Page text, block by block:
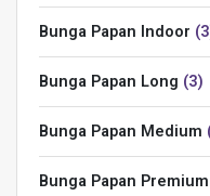
Bunga Papan Indoor 3
Bunga Papan Long 3
Bunga Papan Medium
Bunga Papan Premium